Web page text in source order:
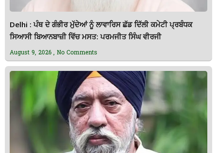
Delhi : ਪੰਥ ਦੇ ਗੰਭੀਰ ਮੁੱਦੇਆਂ ਨੂੰ ਲਾਵਾਰਿਸ ਛੱਡ ਦਿੱਲੀ ਕਮੇਟੀ ਪ੍ਰਬੰਧਕ
ਸਿਆਸੀ ਬਿਆਨਬਾਜ਼ੀ ਵਿੱਚ ਮਸਤ: ਪਰਮਜੀਤ ਸਿੰਘ ਵੀਰਜੀ
August 9, 2026 No Comments